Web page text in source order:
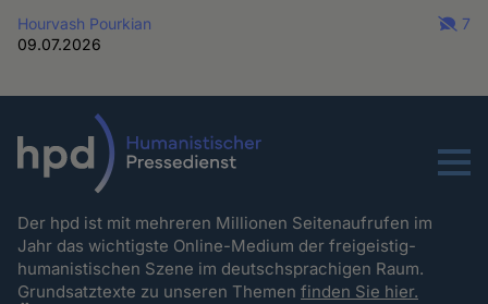
Hourvash Pourkian
09.07.2026
7
Menu
Der hpd ist mit mehreren Millionen Seitenaufrufen im
Jahr das wichtigste Online-Medium der freigeistig-
humanistischen Szene im deutschsprachigen Raum.
Grundsatztexte zu unseren Themenfinden Sie hier.